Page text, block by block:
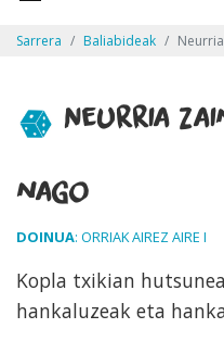
Sarrera Baliabideak
Neurria
nago
DOINUA: ORRIAK AIREZ AIRE I
Kopla txikian
hankaluzeak eta